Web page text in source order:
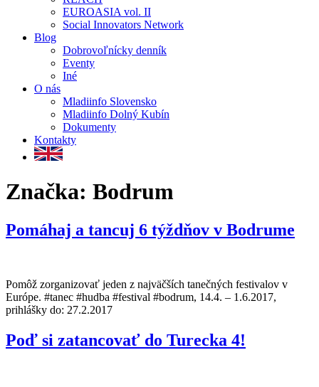
EUROASIA vol. II
Social Innovators Network
Blog
Dobrovoľnícky denník
Eventy
Iné
O nás
Mladiinfo Slovensko
Mladiinfo Dolný Kubín
Dokumenty
Kontakty
Značka: Bodrum
Pomáhaj a tancuj 6 týždňov v Bodrume
Pomôž zorganizovať jeden z najväčších tanečných festivalov v
Európe. #tanec #hudba #festival #bodrum, 14.4. – 1.6.2017,
prihlášky do: 27.2.2017
Poď si zatancovať do Turecka 4!